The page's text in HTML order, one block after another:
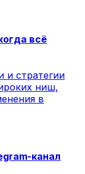
всё
и стратегии
ниш,
в
канал